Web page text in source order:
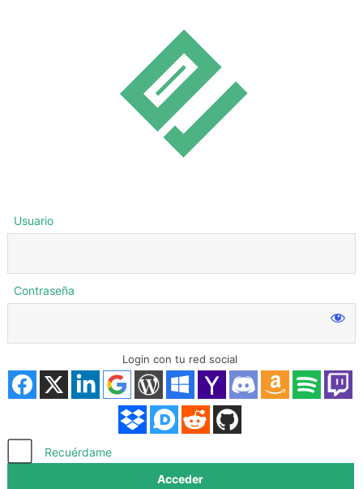
Acceder
Usuario
Contraseña
Login con tu red social
Recuérdame